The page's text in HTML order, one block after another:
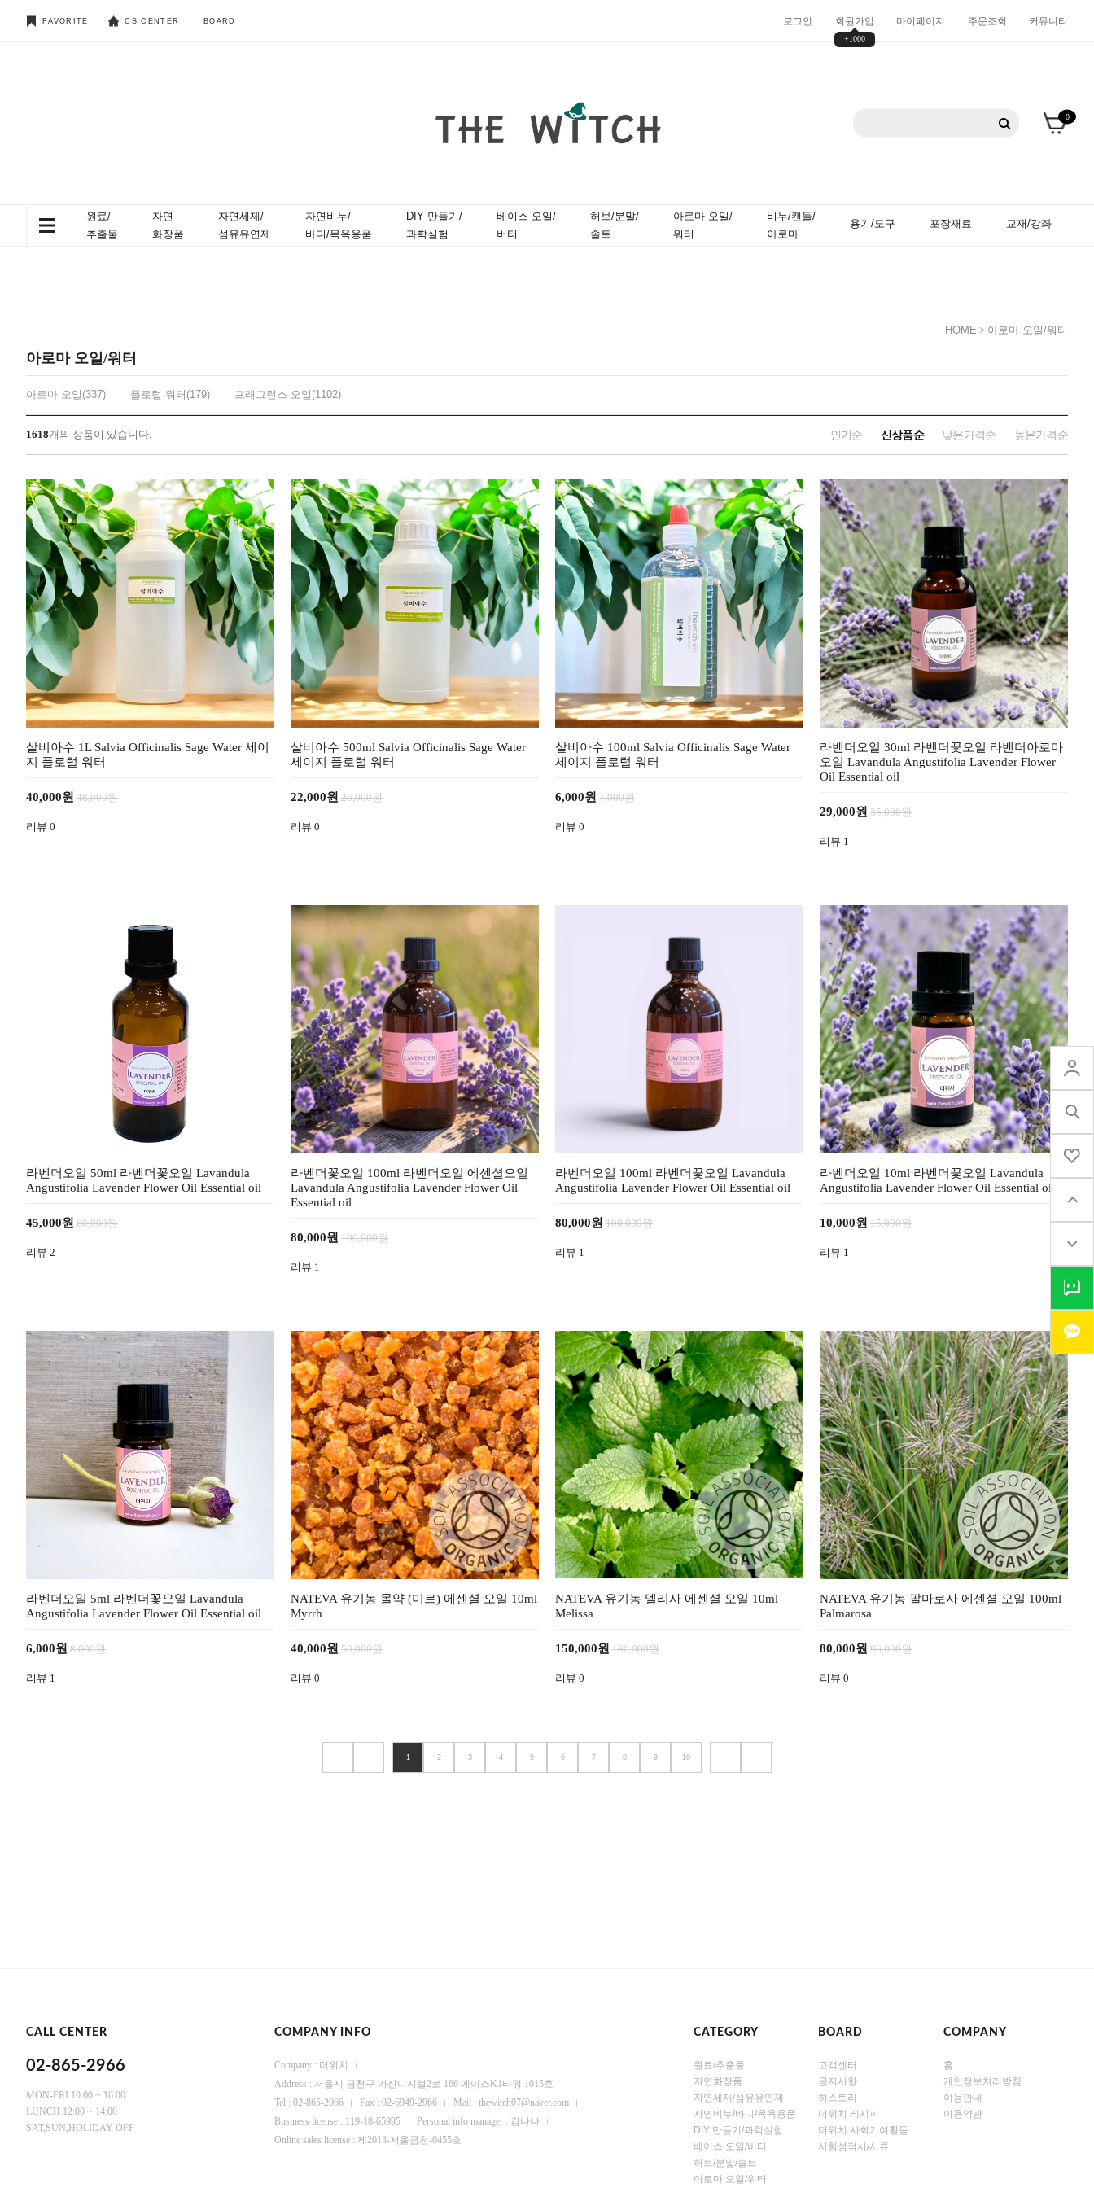
FAVORITE CS CENTER BOARD 로그인 회원가입
+1000
마이페이지 주문조회 커뮤니티
0
원료/
추출물
자연
화장품
자연세제/
섬유유연제
자연비누/
바디/목욕용품
DIY 만들기/
과학실험
베이스 오일/
버터
허브/분말/
솔트
아로마 오일/
워터
비누/캔들/
아로마
용기/도구 포장재료 교재/강좌
HOME > 아로마 오일/워터
아로마 오일/워터
아로마 오일(337) 플로럴 워터(179) 프래그런스 오일(1102)
1618개의 상품이 있습니다. 인기순 신상품순 낮은가격순 높은가격순
살비아수 1L Salvia Officinalis Sage Water 세이
지 플로럴 워터
40,000원 48,000원
리뷰 0
살비아수 500ml Salvia Officinalis Sage Water
세이지 플로럴 워터
22,000원 26,000원
리뷰 0
살비아수 100ml Salvia Officinalis Sage Water
세이지 플로럴 워터
6,000원 7,000원
리뷰 0
라벤더오일 30ml 라벤더꽃오일 라벤더아로마
오일 Lavandula Angustifolia Lavender Flower
Oil Essential oil
29,000원 35,000원
리뷰 1
라벤더오일 50ml 라벤더꽃오일 Lavandula
Angustifolia Lavender Flower Oil Essential oil
45,000원 60,000원
리뷰 2
라벤더꽃오일 100ml 라벤더오일 에센셜오일
Lavandula Angustifolia Lavender Flower Oil
Essential oil
80,000원 100,000원
리뷰 1
라벤더오일 100ml 라벤더꽃오일 Lavandula
Angustifolia Lavender Flower Oil Essential oil
80,000원 100,000원
리뷰 1
라벤더오일 10ml 라벤더꽃오일 Lavandula
Angustifolia Lavender Flower Oil Essential oil
10,000원 15,000원
리뷰 1
라벤더오일 5ml 라벤더꽃오일 Lavandula
Angustifolia Lavender Flower Oil Essential oil
6,000원 8,000원
리뷰 1
NATEVA 유기농 몰약 (미르) 에센셜 오일 10ml
Myrrh
40,000원 50,000원
리뷰 0
NATEVA 유기농 멜리사 에센셜 오일 10ml
Melissa
150,000원 180,000원
리뷰 0
NATEVA 유기농 팔마로사 에센셜 오일 100ml
Palmarosa
80,000원 96,000원
리뷰 0
1 2 3 4 5 6 7 8 9 10
CALL CENTER
02-865-2966
MON-FRI 10:00 ~ 16:00
LUNCH 12:00 ~ 14:00
SAT,SUN,HOLIDAY OFF
COMPANY INFO
Company : 더위치
Address : 서울시 금천구 가산디지털2로 166 에이스K1타워 1015호
Tel : 02-865-2966
Fax : 02-6949-2966
Mail : thewitch07@naver.com
Business license : 119-18-65995
Personal info manager : 김나나
Online sales license : 제2013-서울금천-0455호
CATEGORY
원료/추출물
자연화장품
자연세제/섬유유연제
자연비누/바디/목욕용품
DIY 만들기/과학실험
베이스 오일/버터
허브/분말/솔트
아로마 오일/워터
BOARD
고객센터
공지사항
히스토리
더위치 레시피
더위치 사회기여활동
시험성적서/서류
COMPANY
홈
개인정보처리방침
이용안내
이용약관